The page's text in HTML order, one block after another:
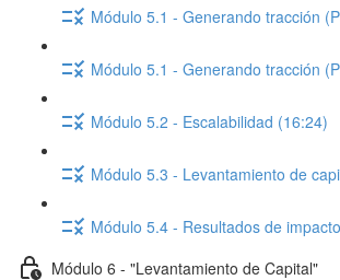
Módulo 5.1 - Generando tracción
Módulo 5.1 - Generando tracción
Módulo 5.2 - Escalabilidad (16:24)
Módulo 5.3 - Levantamiento de
Módulo 5.4 - Resultados de
Módulo 6 - "Levantamiento de Capital"